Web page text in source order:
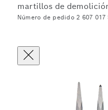
martillos de
Número de pedido 2 607 017